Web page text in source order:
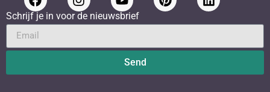
Schrijf je in voor de nieuwsbrief
Send